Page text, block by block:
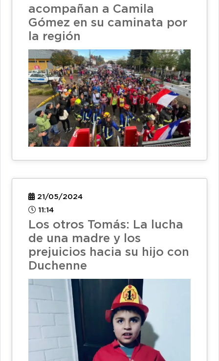
acompañan a Camila
Gómez en su caminata por
la región
21/05/2024
11:14
Los otros Tomás: La lucha
de una madre y los
prejuicios hacia su hijo con
Duchenne